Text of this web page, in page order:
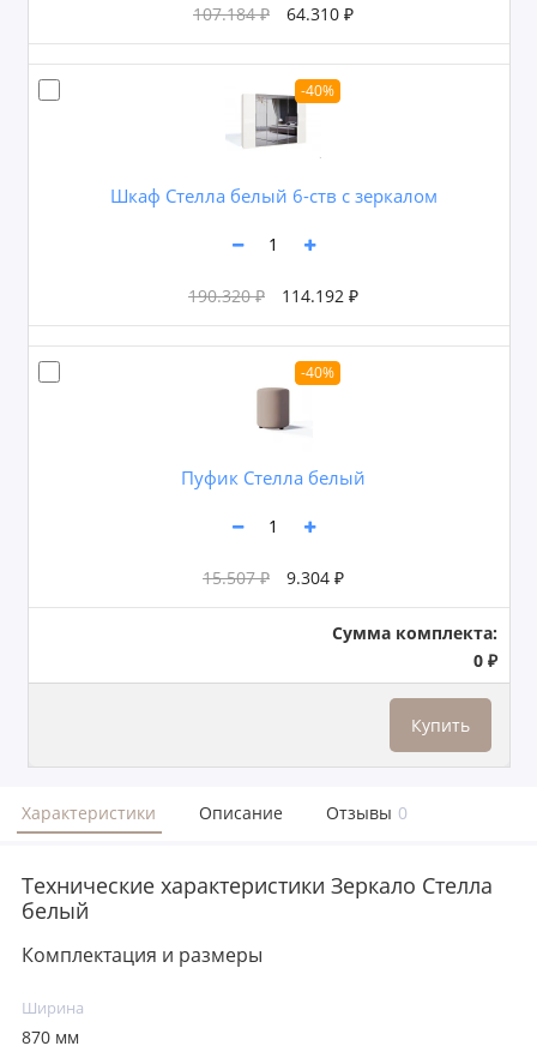
107.184 ₽ 64.310 ₽
-40%
Шкаф Стелла белый 6-ств с зеркалом
190.320 ₽ 114.192 ₽
-40%
Пуфик Стелла белый
15.507 ₽ 9.304 ₽
Сумма комплекта:
0 ₽
Купить
Характеристики Описание Отзывы 0
Технические характеристики Зеркало Стелла
белый
Комплектация и размеры
Ширина
870 мм